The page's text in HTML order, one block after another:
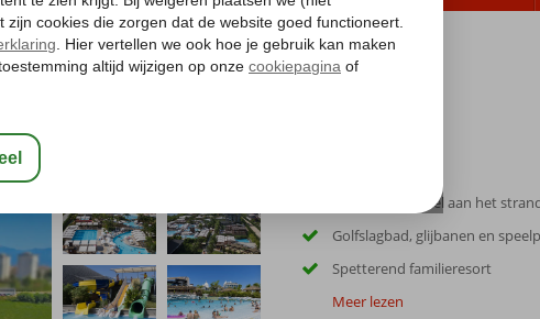
Gratis annuleren*
Fantastisch hotel aan het
Golfslagbad, glijbanen en
Spetterend familieresort
Meer lezen